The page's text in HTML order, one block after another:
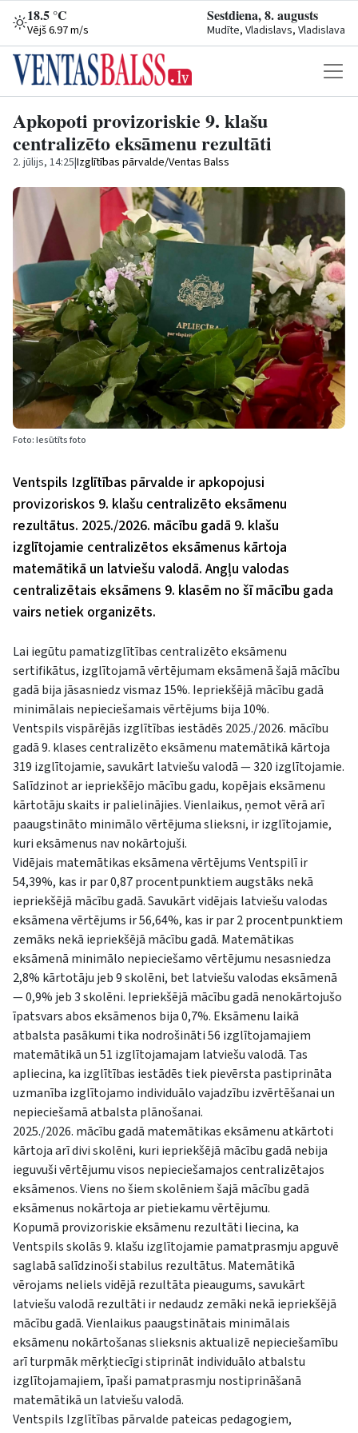
18.5 °C
Vējš 6.97 m/s
Sestdiena, 8. augusts
Mudīte, Vladislavs, Vladislava
Apkopoti provizoriskie 9. klašu
centralizēto eksāmenu rezultāti
2. jūlijs, 14:25|Izglītības pārvalde/Ventas Balss
Foto: Iesūtīts foto
Ventspils Izglītības pārvalde ir apkopojusi
provizoriskos 9. klašu centralizēto eksāmenu
rezultātus. 2025./2026. mācību gadā 9. klašu
izglītojamie centralizētos eksāmenus kārtoja
matemātikā un latviešu valodā. Angļu valodas
centralizētais eksāmens 9. klasēm no šī mācību gada
vairs netiek organizēts.
Lai iegūtu pamatizglītības centralizēto eksāmenu
sertifikātus, izglītojamā vērtējumam eksāmenā šajā mācību
gadā bija jāsasniedz vismaz 15%. Iepriekšējā mācību gadā
minimālais nepieciešamais vērtējums bija 10%.
Ventspils vispārējās izglītības iestādēs 2025./2026. mācību
gadā 9. klases centralizēto eksāmenu matemātikā kārtoja
319 izglītojamie, savukārt latviešu valodā — 320 izglītojamie.
Salīdzinot ar iepriekšējo mācību gadu, kopējais eksāmenu
kārtotāju skaits ir palielinājies. Vienlaikus, ņemot vērā arī
paaugstināto minimālo vērtējuma slieksni, ir izglītojamie,
kuri eksāmenus nav nokārtojuši.
Vidējais matemātikas eksāmena vērtējums Ventspilī ir
54,39%, kas ir par 0,87 procentpunktiem augstāks nekā
iepriekšējā mācību gadā. Savukārt vidējais latviešu valodas
eksāmena vērtējums ir 56,64%, kas ir par 2 procentpunktiem
zemāks nekā iepriekšējā mācību gadā. Matemātikas
eksāmenā minimālo nepieciešamo vērtējumu nesasniedza
2,8% kārtotāju jeb 9 skolēni, bet latviešu valodas eksāmenā
— 0,9% jeb 3 skolēni. Iepriekšējā mācību gadā nenokārtojušo
īpatsvars abos eksāmenos bija 0,7%. Eksāmenu laikā
atbalsta pasākumi tika nodrošināti 56 izglītojamajiem
matemātikā un 51 izglītojamajam latviešu valodā. Tas
apliecina, ka izglītības iestādēs tiek pievērsta pastiprināta
uzmanība izglītojamo individuālo vajadzību izvērtēšanai un
nepieciešamā atbalsta plānošanai.
2025./2026. mācību gadā matemātikas eksāmenu atkārtoti
kārtoja arī divi skolēni, kuri iepriekšējā mācību gadā nebija
ieguvuši vērtējumu visos nepieciešamajos centralizētajos
eksāmenos. Viens no šiem skolēniem šajā mācību gadā
eksāmenus nokārtoja ar pietiekamu vērtējumu.
Kopumā provizoriskie eksāmenu rezultāti liecina, ka
Ventspils skolās 9. klašu izglītojamie pamatprasmju apguvē
saglabā salīdzinoši stabilus rezultātus. Matemātikā
vērojams neliels vidējā rezultāta pieaugums, savukārt
latviešu valodā rezultāti ir nedaudz zemāki nekā iepriekšējā
mācību gadā. Vienlaikus paaugstinātais minimālais
eksāmenu nokārtošanas slieksnis aktualizē nepieciešamību
arī turpmāk mērķtiecīgi stiprināt individuālo atbalstu
izglītojamajiem, īpaši pamatprasmju nostiprināšanā
matemātikā un latviešu valodā.
Ventspils Izglītības pārvalde pateicas pedagogiem,